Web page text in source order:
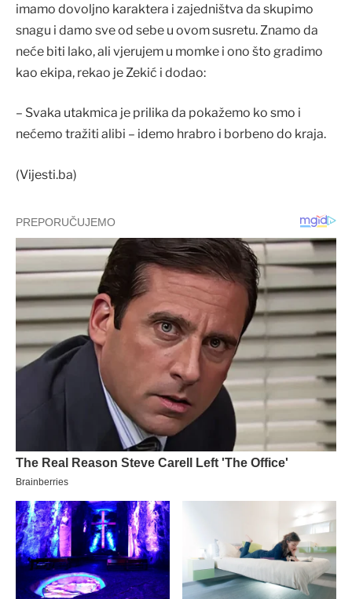
imamo dovoljno karaktera i zajedništva da skupimo
snagu i damo sve od sebe u ovom susretu. Znamo da
neće biti lako, ali vjerujem u momke i ono što gradimo
kao ekipa, rekao je Zekić i dodao:
– Svaka utakmica je prilika da pokažemo ko smo i
nećemo tražiti alibi – idemo hrabro i borbeno do kraja.
(Vijesti.ba)